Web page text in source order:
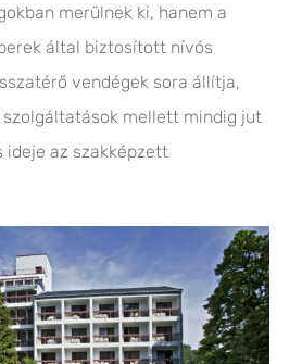
merülnek ki, hanem a
által biztosított nívós
vendégek sora állítja,
szolgáltatások mellett mindig jut
ideje az szakképzett